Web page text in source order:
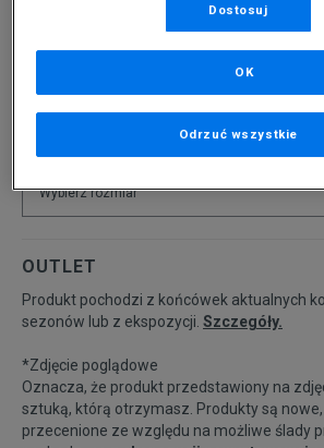
cena rekomendowana przez producenta
PRODUKT NIEDOSTĘPNY
Wybierz rozmiar
S
Powiadom o
L
Powiadom o
dostępności
OUTLET
Produkt pochodzi z końcówek aktualnych
sezonów lub z ekspozycji. Szczegóły.
*Zdjęcie poglądowe
Oznacza, że produkt przedstawiony na
sztuką, którą otrzymasz. Produkty są
przecenione ze względu na możliwe ślady
Dostosuj
Odrzuć wszystkie
OK